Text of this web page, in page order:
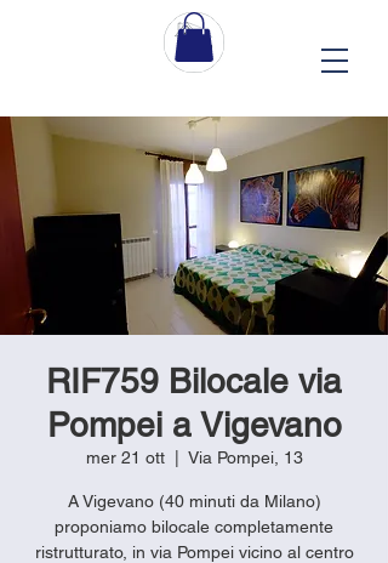
RIF759 Bilocale via
Pompei a Vigevano
mer 21 ott
  |
Via Pompei, 13
A Vigevano (40 minuti da Milano)
proponiamo bilocale completamente
ristrutturato, in via Pompei vicino al centro